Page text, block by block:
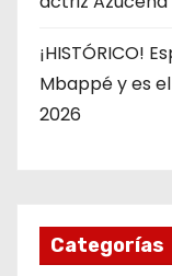
¡HISTÓRICO!
Mbappé y es
2026
Categorías